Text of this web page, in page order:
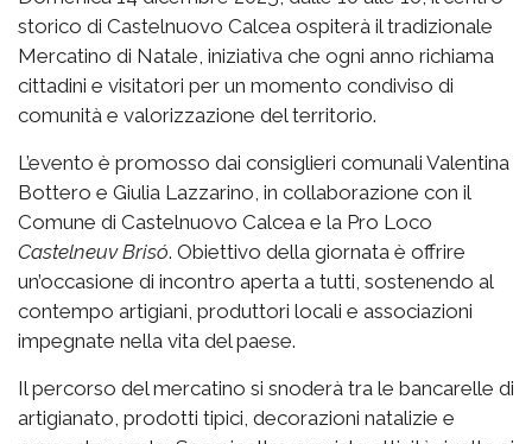
storico di Castelnuovo Calcea ospiterà il tradizionale
Mercatino di Natale, iniziativa che ogni anno richiama
cittadini e visitatori per un momento condiviso di
comunità e valorizzazione del territorio.
L’evento è promosso dai consiglieri comunali Valentina
Bottero e Giulia Lazzarino, in collaborazione con il
Comune di Castelnuovo Calcea e la Pro Loco
Castelneuv Brisó. Obiettivo della giornata è offrire
un’occasione di incontro aperta a tutti, sostenendo al
contempo artigiani, produttori locali e associazioni
impegnate nella vita del paese.
Il percorso del mercatino si snoderà tra le bancarelle di
artigianato, prodotti tipici, decorazioni natalizie e